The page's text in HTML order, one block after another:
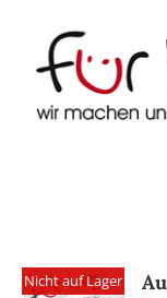
content
Nicht auf Lager